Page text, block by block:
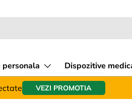
Dispozitive
VEZI PROMOTIA